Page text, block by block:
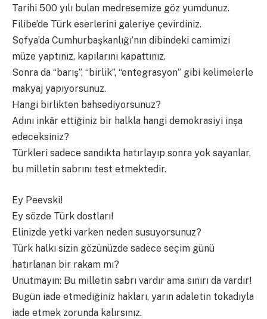
Tarihi 500 yılı bulan medresemize göz yumdunuz.
Filibe’de Türk eserlerini galeriye çevirdiniz.
Sofya’da Cumhurbaşkanlığı’nın dibindeki camimizi
müze yaptınız, kapılarını kapattınız.
Sonra da “barış”, “birlik”, “entegrasyon” gibi kelimelerle
makyaj yapıyorsunuz.
Hangi birlikten bahsediyorsunuz?
Adını inkâr ettiğiniz bir halkla hangi demokrasiyi inşa
edeceksiniz?
Türkleri sadece sandıkta hatırlayıp sonra yok sayanlar,
bu milletin sabrını test etmektedir.
Ey Peevski!
Ey sözde Türk dostları!
Elinizde yetki varken neden susuyorsunuz?
Türk halkı sizin gözünüzde sadece seçim günü
hatırlanan bir rakam mı?
Unutmayın: Bu milletin sabrı vardır ama sınırı da vardır!
Bugün iade etmediğiniz hakları, yarın adaletin tokadıyla
iade etmek zorunda kalırsınız.